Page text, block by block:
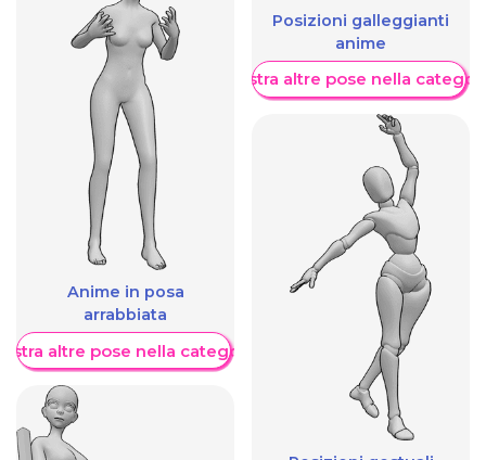
Anime in posa
arrabbiata
altre pose nella categoria
Posizioni galleggianti
anime
Mostra altre pose nella